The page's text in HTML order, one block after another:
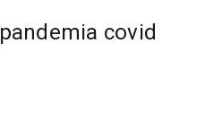
pandemia covid